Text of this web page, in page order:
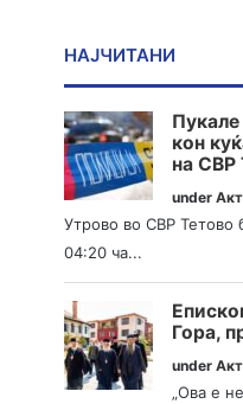
НАЈЧИТАНИ
кон
на СВР
under
Утрово во СВР Тетово
04:20 ча...
Гора,
under
„Ова е